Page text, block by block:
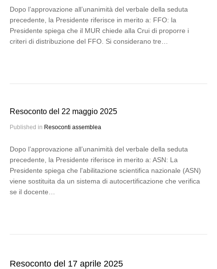
Dopo l’approvazione all’unanimità del verbale della seduta
precedente, la Presidente riferisce in merito a: FFO: la
Presidente spiega che il MUR chiede alla Crui di proporre i
criteri di distribuzione del FFO. Si considerano tre…
Resoconto del 22 maggio 2025
Published in Resoconti assemblea
Dopo l’approvazione all’unanimità del verbale della seduta
precedente, la Presidente riferisce in merito a: ASN: La
Presidente spiega che l'abilitazione scientifica nazionale (ASN)
viene sostituita da un sistema di autocertificazione che verifica
se il docente…
Resoconto del 17 aprile 2025